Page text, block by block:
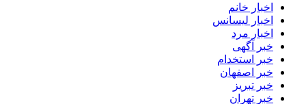
اخبار خانم
اخبار لیسانس
اخبار مرد
خبر آگهی
خبر استخدام
خبر اصفهان
خبر تبریز
خبر تهران